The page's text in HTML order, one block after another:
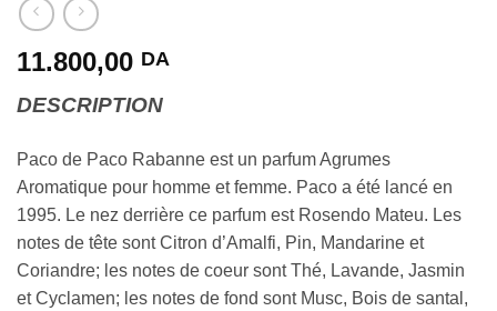
11.800,00 DA
DESCRIPTION
Paco de Paco Rabanne est un parfum Agrumes
Aromatique pour homme et femme. Paco a été lancé en
1995. Le nez derrière ce parfum est Rosendo Mateu. Les
notes de tête sont Citron d’Amalfi, Pin, Mandarine et
Coriandre; les notes de coeur sont Thé, Lavande, Jasmin
et Cyclamen; les notes de fond sont Musc, Bois de santal,